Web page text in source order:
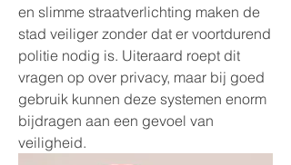
en slimme straatverlichting maken de
stad veiliger zonder dat er voortdurend
politie nodig is. Uiteraard roept dit
vragen op over privacy, maar bij goed
gebruik kunnen deze systemen enorm
bijdragen aan een gevoel van
veiligheid.